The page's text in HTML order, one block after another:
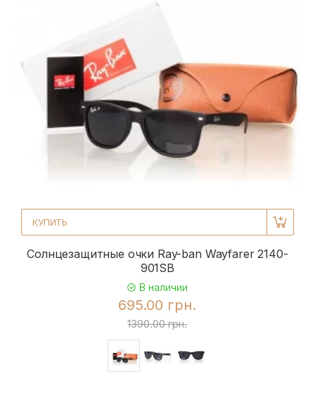
КУПИТЬ
Солнцезащитные очки Ray-ban Wayfarer 2140-
901SB
В наличии
695.00 грн.
1390.00 грн.